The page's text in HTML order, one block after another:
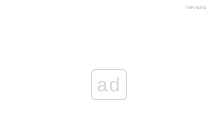
Реклама
ad